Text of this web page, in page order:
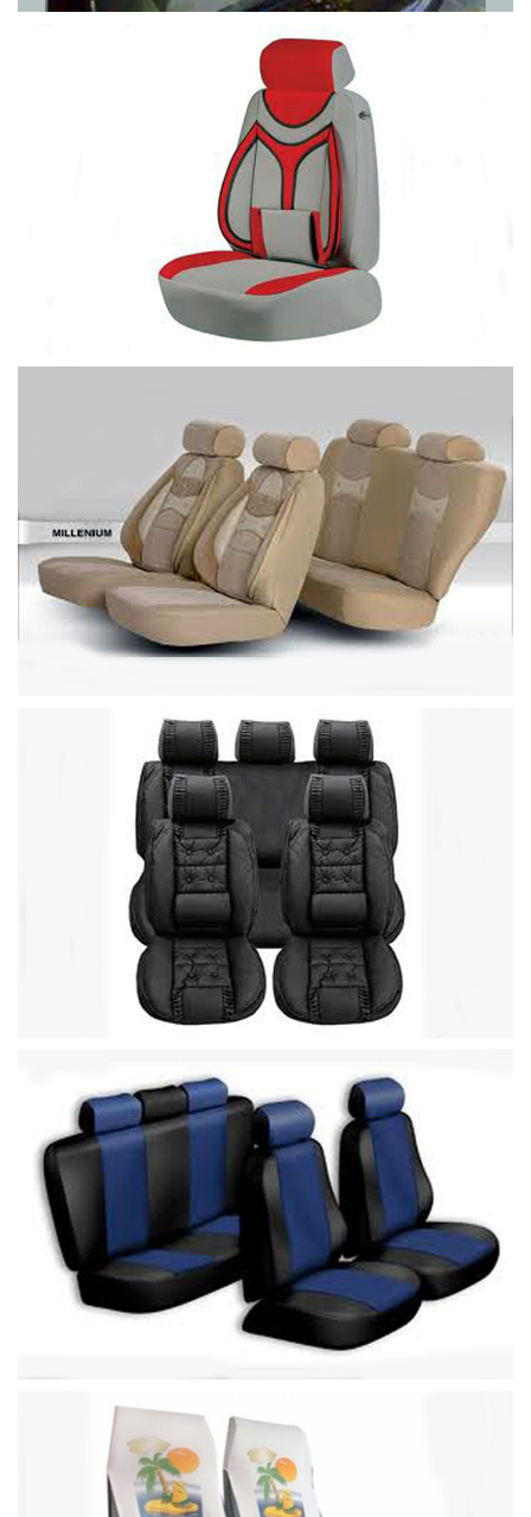
Büyütece Tıklayın
Büyütece Tıklayın
Büyütece Tıklayın
Büyütece Tıklayın